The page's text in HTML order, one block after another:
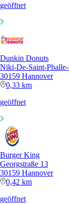
geöffnet
Dunkin Donuts
Niki-De-Saint-
30159 Hannover
0,33 km
geöffnet
Burger King
Georgstraße 13
30159 Hannover
0,42 km
geöffnet